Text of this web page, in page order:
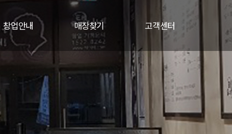
창업안내
창업지원
창업절차
매장찾기 고객센터
공지사항
고객문의